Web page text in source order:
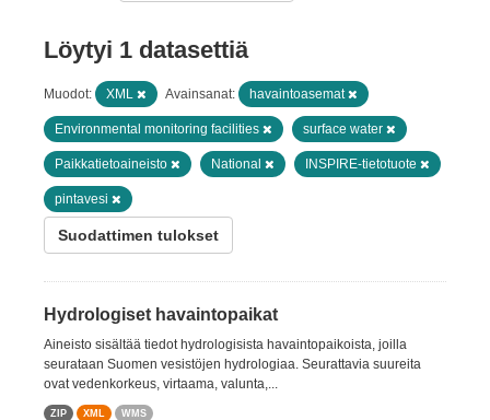
Löytyi 1 datasettiä
Muodot: XML Avainsanat: havaintoasemat
Environmental monitoring facilities surface water
Paikkatietoaineisto National INSPIRE-tietotuote
pintavesi
Suodattimen tulokset
Hydrologiset havaintopaikat
Aineisto sisältää tiedot hydrologisista havaintopaikoista, joilla
seurataan Suomen vesistöjen hydrologiaa. Seurattavia suureita
ovat vedenkorkeus, virtaama, valunta,...
ZIP XML WMS